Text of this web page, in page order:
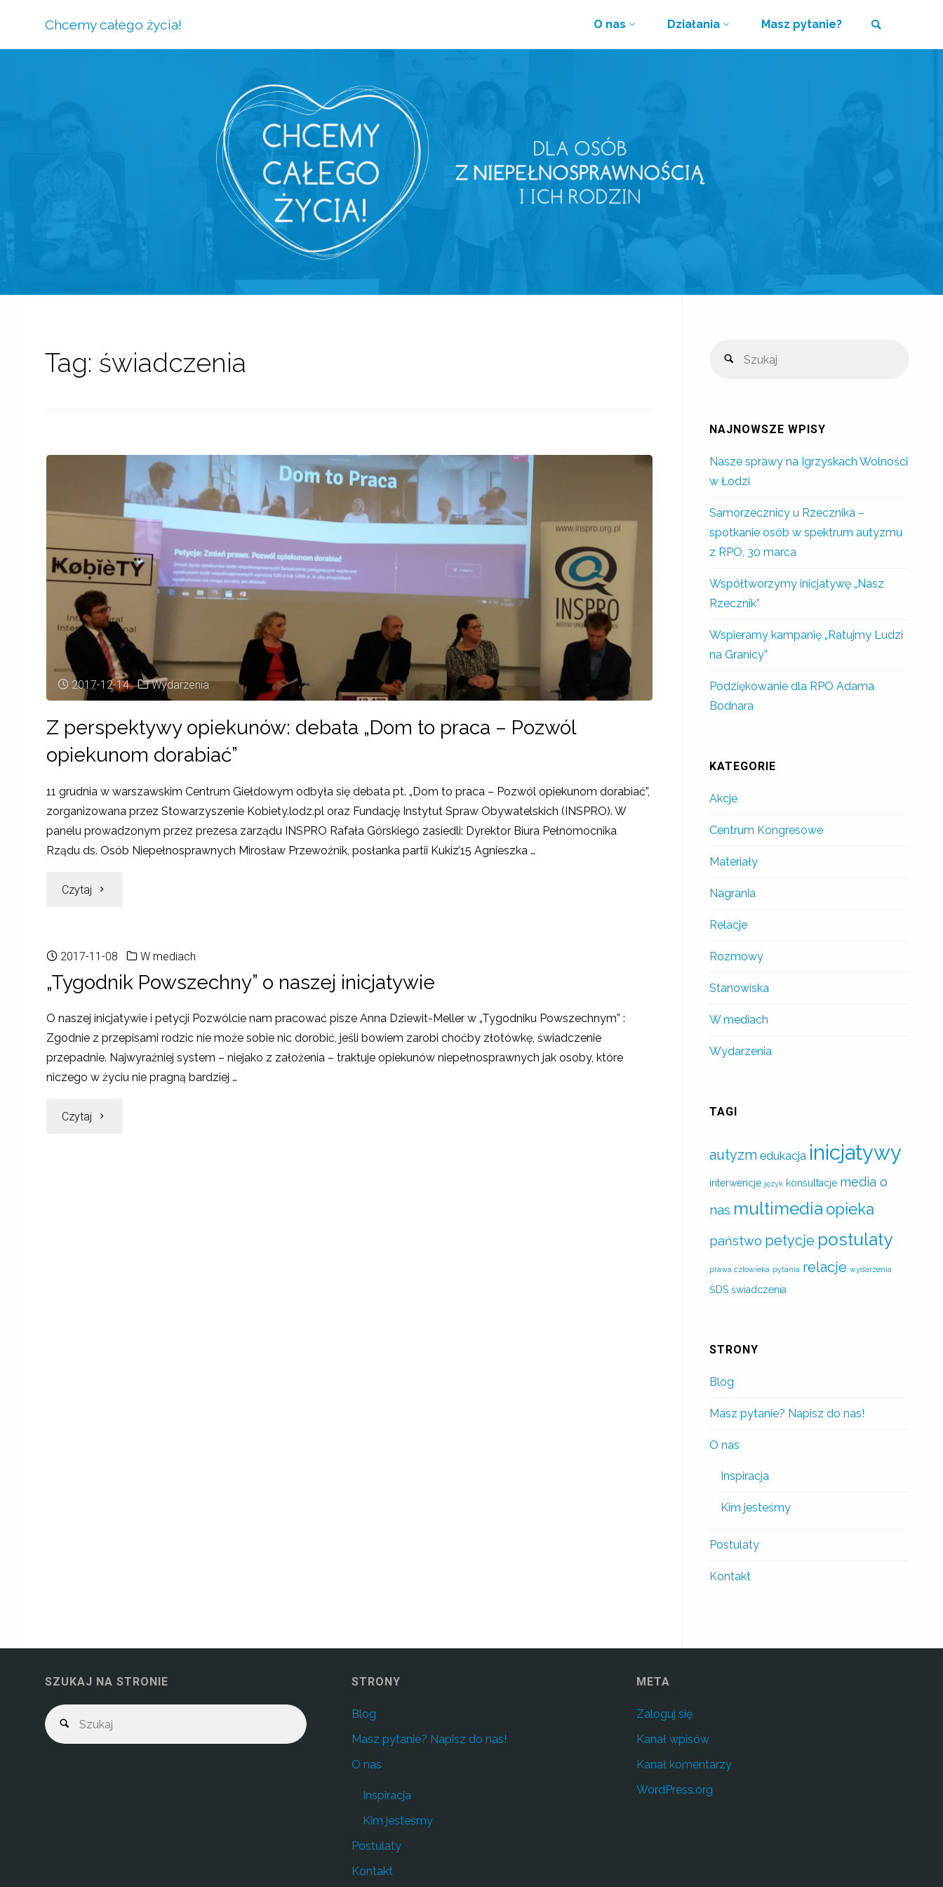
Chcemy całego życia! O nas Działania Masz pytanie?
Tag: świadczenia
2017-12-14 Wydarzenia
Z perspektywy opiekunów: debata „Dom to praca – Pozwól
opiekunom dorabiać”
11 grudnia w warszawskim Centrum Giełdowym odbyła się debata pt. „Dom to praca – Pozwól opiekunom dorabiać”,
zorganizowana przez Stowarzyszenie Kobiety.lodz.pl oraz Fundację Instytut Spraw Obywatelskich (INSPRO). W
panelu prowadzonym przez prezesa zarządu INSPRO Rafała Górskiego zasiedli: Dyrektor Biura Pełnomocnika
Rządu ds. Osób Niepełnosprawnych Mirosław Przewoźnik, posłanka partii Kukiz’15 Agnieszka …
Czytaj
2017-11-08 W mediach
„Tygodnik Powszechny” o naszej inicjatywie
O naszej inicjatywie i petycji Pozwólcie nam pracować pisze Anna Dziewit-Meller w „Tygodniku Powszechnym” :
Zgodnie z przepisami rodzic nie może sobie nic dorobić, jeśli bowiem zarobi choćby złotówkę, świadczenie
przepadnie. Najwyraźniej system – niejako z założenia – traktuje opiekunów niepełnosprawnych jak osoby, które
niczego w życiu nie pragną bardziej …
Czytaj
NAJNOWSZE WPISY
Nasze sprawy na Igrzyskach Wolności
w Łodzi
Samorzecznicy u Rzecznika –
spotkanie osób w spektrum autyzmu
z RPO, 30 marca
Współtworzymy inicjatywę „Nasz
Rzecznik”
Wspieramy kampanię „Ratujmy Ludzi
na Granicy”
Podziękowanie dla RPO Adama
Bodnara
KATEGORIE
Akcje
Centrum Kongresowe
Materiały
Nagrania
Relacje
Rozmowy
Stanowiska
W mediach
Wydarzenia
TAGI
autyzm edukacja inicjatywy
interwencje język konsultacje media o
nas multimedia opieka
państwo petycje postulaty
prawa człowieka pytania relacje wydarzenia
ŚDS świadczenia
STRONY
Blog
Masz pytanie? Napisz do nas!
O nas
Inspiracja
Kim jesteśmy
Postulaty
Kontakt
SZUKAJ NA STRONIE STRONY
Blog
Masz pytanie? Napisz do nas!
O nas
Inspiracja
Kim jesteśmy
Postulaty
Kontakt
META
Zaloguj się
Kanał wpisów
Kanał komentarzy
WordPress.org